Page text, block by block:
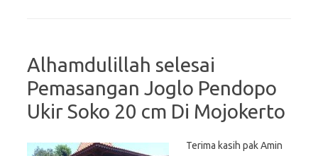
Alhamdulillah selesai
Pemasangan Joglo Pendopo
Ukir Soko 20 cm Di Mojokerto
Terima kasih pak Amin